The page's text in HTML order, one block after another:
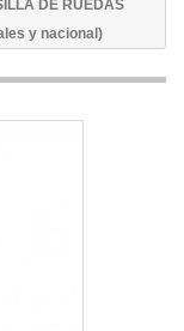
DE RUEDAS
y nacional)